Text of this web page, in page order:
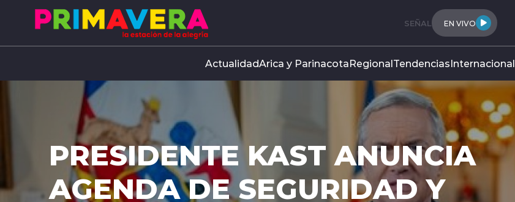
SEÑAL EN VIVO
ActualidadArica y ParinacotaRegionalTendenciasInternacional
PRESIDENTE KAST ANUNCIA
AGENDA DE SEGURIDAD Y